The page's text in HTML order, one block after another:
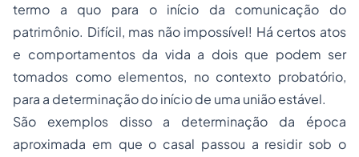
termo a quo para o início da comunicação do
patrimônio. Difícil, mas não impossível! Há certos atos
e comportamentos da vida a dois que podem ser
tomados como elementos, no contexto probatório,
para a determinação do início de uma união estável.
São exemplos disso a determinação da época
aproximada em que o casal passou a residir sob o